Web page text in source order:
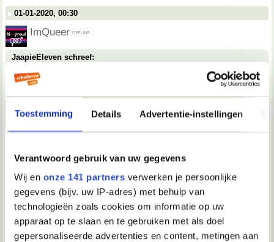
Toestemming Details Advertentie-instellingen
Verantwoord gebruik van uw gegevens
Wij en onze 141 partners verwerken je persoonlijke
gegevens (bijv. uw IP-adres) met behulp van
technologieën zoals cookies om informatie op uw
apparaat op te slaan en te gebruiken met als doel
gepersonaliseerde advertenties en content, metingen aan
01-01-2020, 00:30
ImQueer
JaapieEleven schreef:
Is er een reden dat de juf hem zo beschermd? Kan het zijn
dat hij een stoornis heeft en dat hij zich daarom zo
Geen idee maar het is in de 5de week verminderd omdat ik
01-01-2020, 00:31
ImQueer
LaReina schreef: